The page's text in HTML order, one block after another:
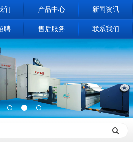
们 产品中心 新闻资讯
聘 售后服务 联系我们